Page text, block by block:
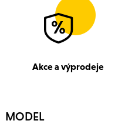
Akce a výprodeje
MODEL